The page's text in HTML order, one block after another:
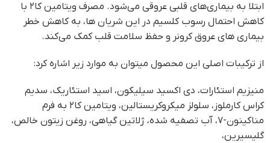
ابتلا به بیماری‌های قلبی عروقی می‌شود. مصرف ویتامین کا۲ با
کاهش احتمال رسوب کلسیم در این شریان ها، به کاهش خطر
بیماری های عروق کرونر و حفظ سلامت قلب کمک می‌کند.
از ترکیبات اصلی این محصول میتوان به موارد زیر اشاره کرد:
منیزیم استئارات، دی اکسید سیلیکون، اسید استئاریک، سدیم
کراس کارملوز، سلولز میکروکریستالین، ویتامین کا۲ به فرم
مناکینون-۷، آب تصفیه شده، ژلاتین گیاهی، روغن زیتون خالص،
گلیسیرین،